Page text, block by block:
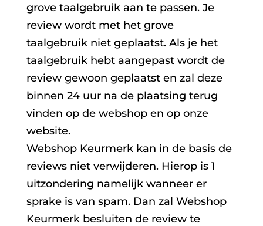
grove taalgebruik aan te passen. Je
review wordt met het grove
taalgebruik niet geplaatst. Als je het
taalgebruik hebt aangepast wordt de
review gewoon geplaatst en zal deze
binnen 24 uur na de plaatsing terug
vinden op de webshop en op onze
website.
Webshop Keurmerk kan in de basis de
reviews niet verwijderen. Hierop is 1
uitzondering namelijk wanneer er
sprake is van spam. Dan zal Webshop
Keurmerk besluiten de review te